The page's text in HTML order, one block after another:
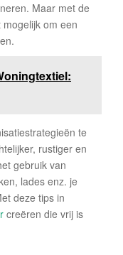
Maar met de
om een
te
rustiger en
gebruik van
lades enz. je
deze tips in
creëren die vrij is